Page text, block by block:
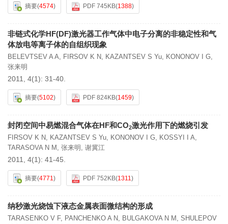
摘要(4574) PDF 745KB(1388)
非链式化学HF(DF)激光器工作气体中电子分离的非稳定性和气
体放电等离子体的自组织现象
BELEVTSEV A A, FIRSOV K N, KAZANTSEV S Yu, KONONOV I G,
张来明
2011, 4(1): 31-40.
摘要(5102) PDF 824KB(1459)
封闭空间中易燃混合气体在HF和CO2激光作用下的燃烧引发
FIRSOV K N, KAZANTSEV S Yu, KONONOV I G, KOSSYI I A,
TARASOVA N M , 张来明 , 谢冀江
2011, 4(1): 41-45.
摘要(4771) PDF 752KB(1311)
纳秒激光烧蚀下液态金属表面微结构的形成
TARASENKO V F, PANCHENKO A N, BULGAKOVA N M , SHULEPOV